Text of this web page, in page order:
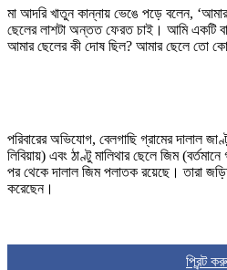
মা আদরি খাতুন কান্নায় ভেঙে পড়ে বলেন,
ছেলের লাশটা অন্তত ফেরত চাই। আমি একটি
আমার ছেলের কী দোষ ছিল? আমার ছেলে তো
পরিবারের অভিযোগ, বেলগাছি গ্রামের দালাল
লিবিয়ায়) এবং ঠাণ্টু মালিথার ছেলে জিম
পর থেকে দালাল জিম পলাতক রয়েছে। তারা
করেছেন।
প্রিন্ট